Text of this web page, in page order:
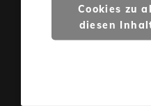
Cookies zu
diesen